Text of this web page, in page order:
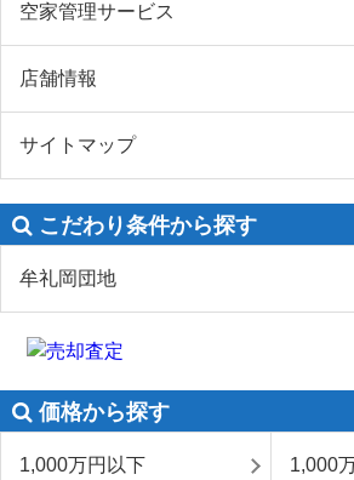
空家管理サービス
店舗情報
サイトマップ
こだわり条件から探す
牟礼岡団地
価格から探す
1,000万円以下 1,000